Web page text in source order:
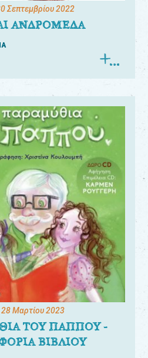
Σεπτεμβρίου 2022
ΑΝΔΡΟΜΕΔΑ
28 Μαρτίου 2023
ΤΟΥ ΠΑΠΠΟΥ -
ΒΙΒΛΙΟΥ